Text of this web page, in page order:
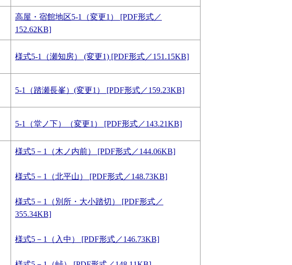
高屋・宿館地区5-1（変更1） [PDF形式／
152.62KB]
様式5-1（瀬知房） (変更1) [PDF形式／151.15KB]
5-1（踏瀬長峯）(変更1） [PDF形式／159.23KB]
5-1（堂ノ下）（変更1） [PDF形式／143.21KB]
様式5－1（木ノ内前） [PDF形式／144.06KB]
様式5－1（北平山） [PDF形式／148.73KB]
様式5－1（別所・大小踏切） [PDF形式／
355.34KB]
様式5－1（入中） [PDF形式／146.73KB]